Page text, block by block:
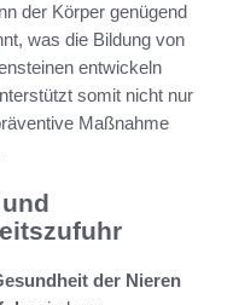
der Körper genügend
was die Bildung von
entwickeln
somit nicht nur
Maßnahme
der Nieren